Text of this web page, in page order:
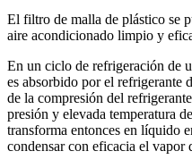
El filtro de malla de plástico se
aire acondicionado limpio y
En un ciclo de refrigeración de
es absorbido por el refrigerante
de la compresión del
presión y elevada temperatura
transforma entonces en líquido
condensar con eficacia el vapor